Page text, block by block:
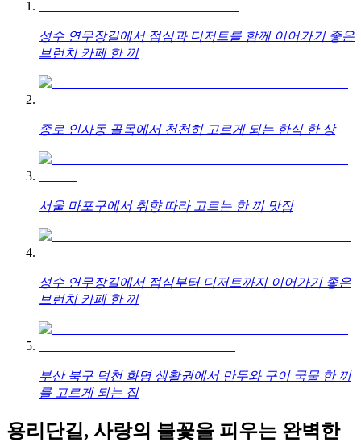
성수 연무장길에서 점심과 디저트를 함께 이어가기 좋은
브런치 카페 한 끼
종로 인사동 골목에서 천천히 고르게 되는 한식 한 상
서울 마포구에서 취향 따라 고르는 한 끼 맛집
성수 연무장길에서 점심부터 디저트까지 이어가기 좋은
브런치 카페 한 끼
부산 북구 덕천 화명 생활권에서 만두와 구이 국물 한 끼
를 고르게 되는 집
용리단길, 사랑의 불꽃을 피우는 완벽한